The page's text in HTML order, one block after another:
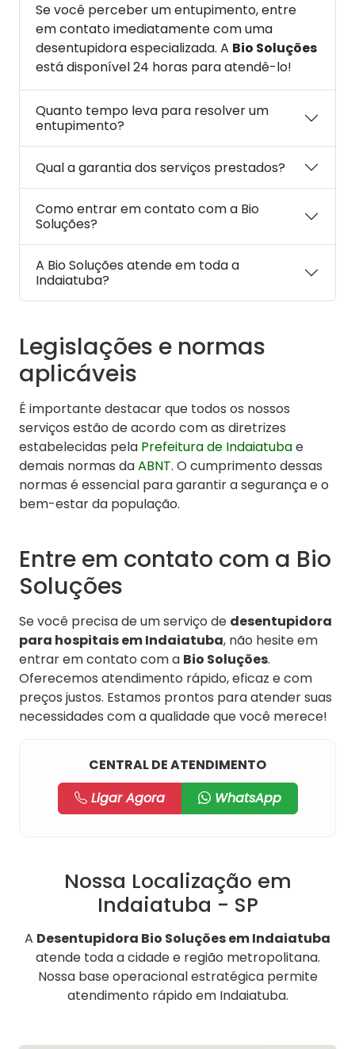
Se você perceber um entupimento, entre
em contato imediatamente com uma
desentupidora especializada. A Bio Soluções
está disponível 24 horas para atendê-lo!
Quanto tempo leva para resolver um
entupimento?
Qual a garantia dos serviços prestados?
Como entrar em contato com a Bio
Soluções?
A Bio Soluções atende em toda a
Indaiatuba?
Legislações e normas
aplicáveis
É importante destacar que todos os nossos
serviços estão de acordo com as diretrizes
estabelecidas pela Prefeitura de Indaiatubae
demais normas daABNT. O cumprimento dessas
normas é essencial para garantir a segurança e o
bem-estar da população.
Entre em contato com a Bio
Soluções
Se você precisa de um serviço de desentupidora
para hospitais em Indaiatuba, não hesite em
entrar em contato com a Bio Soluções.
Oferecemos atendimento rápido, eficaz e com
preços justos. Estamos prontos para atender suas
necessidades com a qualidade que você merece!
CENTRAL DE ATENDIMENTO
Ligar Agora
WhatsApp
Nossa Localização em
Indaiatuba - SP
A Desentupidora Bio Soluções em Indaiatuba
atende toda a cidade e região metropolitana.
Nossa base operacional estratégica permite
atendimento rápido em Indaiatuba.